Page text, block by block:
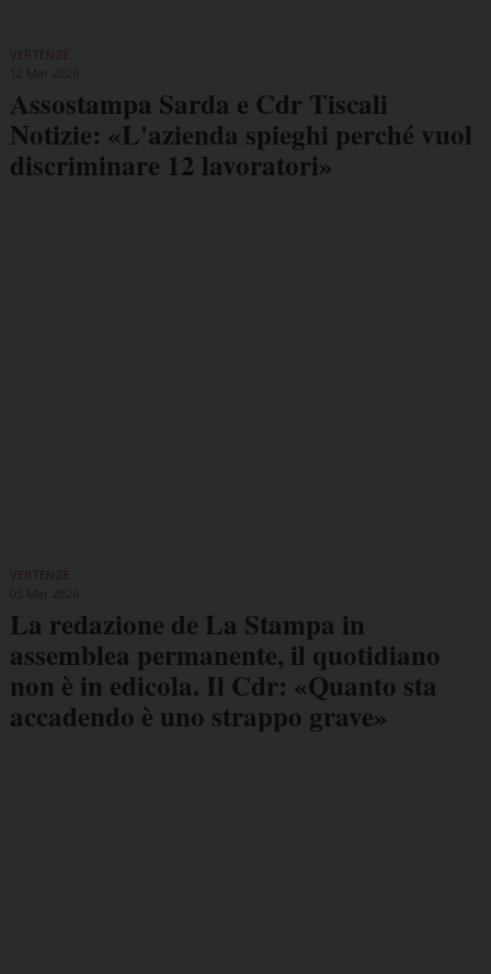
VERTENZE
Assostampa Sarda e Cdr Tiscali
Notizie: «L'azienda spieghi perché vuol
discriminare 12 lavoratori»
VERTENZE
La redazione de La Stampa in
assemblea permanente, il quotidiano
non è in edicola. Il Cdr: «Quanto sta
accadendo è uno strappo grave»